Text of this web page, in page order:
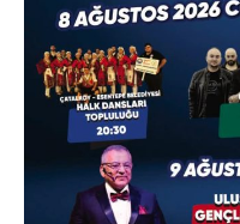
Posted by
murat.sozuak